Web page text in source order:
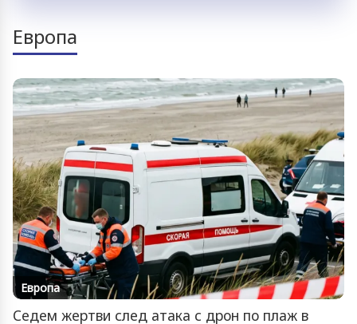
Европа
Европа
Седем жертви след атака с дрон по плаж в